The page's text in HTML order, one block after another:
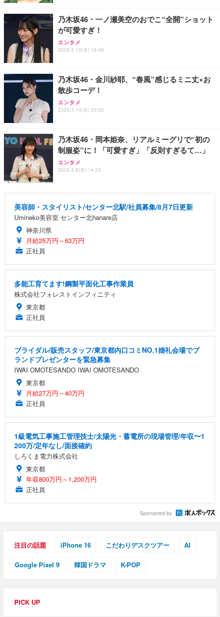
乃木坂46・一ノ瀬美空のおでこ“全開”ショット
が可愛すぎ！
エンタメ
2025.5.15(木) 16:46
乃木坂46・金川紗耶、“春風”感じるミニ丈×お
散歩コーデ！
エンタメ
2025.5.14(水) 20:52
乃木坂46・岡本姫奈、リアルミーグリで“初の
制服姿”に！「可愛すぎ」「反則すぎるて…」
エンタメ
2025.5.8(木) 14:23
美容師・スタイリスト/センター北駅/社員募集/8月7日更新
Umineko美容室 センター北hanare店
神奈川県
月給25万円～63万円
正社員
多能工育てます!鋼製平面化工事作業員
株式会社フォレストインフィニティ
東京都
正社員
ブライダル/販売スタッフ/東京都内口コミNO.1婚礼会場でブ
ランドプレゼンターを緊急募集
IWAI OMOTESANDO IWAI OMOTESANDO
東京都
月給27万円～40万円
正社員
1級電気工事施工管理技士/太陽光・蓄電所の現場管理/年収〜1
200万/定年なし/面接確約
しろくま電力株式会社
東京都
年収800万円～1,200万円
正社員
Sponsored by
注目の話題 iPhone 16 こだわりデスクツアー AI
Google Pixel 9 韓国ドラマ K-POP
PICK UP